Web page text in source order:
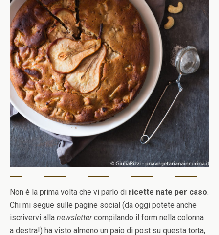
Non è la prima volta che vi parlo di ricette nate per caso.
Chi mi segue sulle pagine social (da oggi potete anche
iscrivervi alla newslettercompilando il form nella colonna
a destra!) ha visto almeno un paio di post su questa torta,